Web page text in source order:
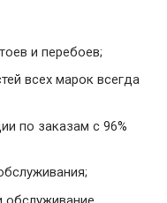
и перебоев;
всех марок всегда
по заказам с 96%